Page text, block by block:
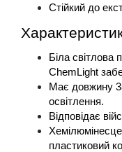
Стійкий до
Біла світлова
ChemLight
Має довжину
освітлення.
Відповідає
пластиковий